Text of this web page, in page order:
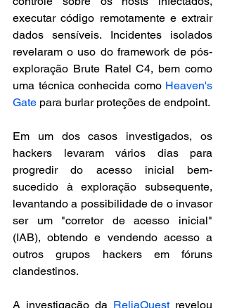
executar código remotamente e extrair
dados sensíveis. Incidentes isolados
revelaram o uso do framework de pós-
exploração Brute Ratel C4, bem como
uma técnica conhecida como Heaven's
Gate para burlar proteções de endpoint.
Em um dos casos investigados, os
hackers levaram vários dias para
progredir do acesso inicial bem-
sucedido à exploração subsequente,
levantando a possibilidade de o invasor
ser um "corretor de acesso inicial"
(IAB), obtendo e vendendo acesso a
outros grupos hackers em fóruns
clandestinos.
A investigação da ReliaQuest revelou